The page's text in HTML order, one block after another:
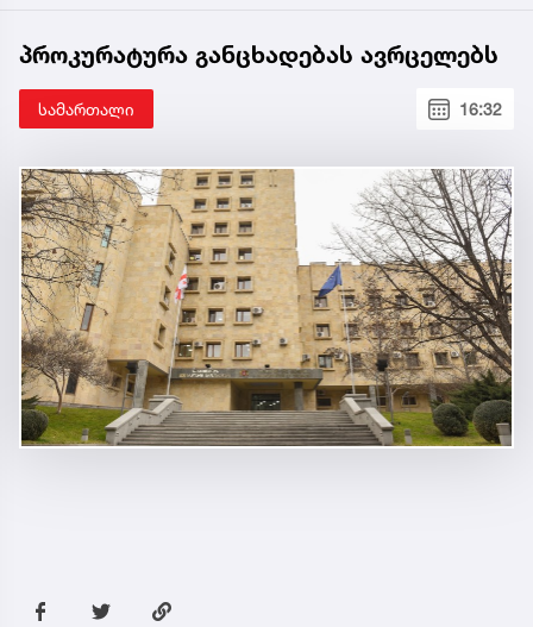
პროკურატურა განცხადებას ავრცელებს
სამართალი 16:32